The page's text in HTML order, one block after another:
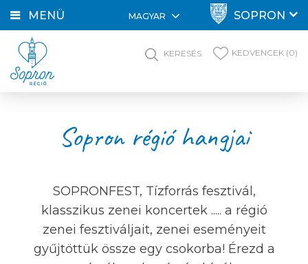
MENÜ MAGYAR SOPRON
KERESÉS KEDVENCEK (0)
Sopron régió hangjai
SOPRONFEST, Tízforrás fesztivál,
klasszikus zenei koncertek ..... a régió
zenei fesztiváljait, zenei eseményeit
gyűjtöttük össze egy csokorba! Érezd a